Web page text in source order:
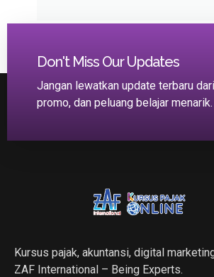
Don't Miss Our Updates
Jangan lewatkan update terbaru
promo, dan peluang belajar menarik.
Kursus pajak, akuntansi, digital
ZAF International – Being Experts.